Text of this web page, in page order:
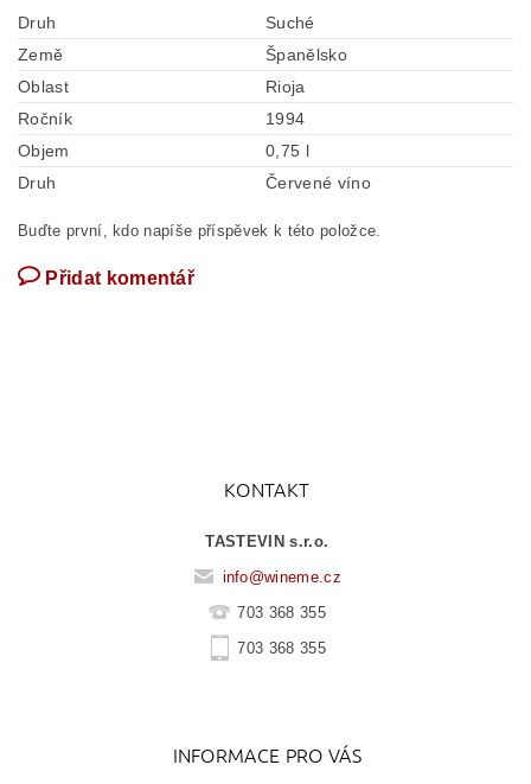
Druh
Suché
Země
Španělsko
Oblast
Rioja
Ročník
1994
Objem
0,75 l
Druh
Červené víno
Buďte první, kdo napíše příspěvek k této položce.
Přidat komentář
KONTAKT
TASTEVIN s.r.o.
info@wineme.cz
703 368 355
703 368 355
INFORMACE PRO VÁS